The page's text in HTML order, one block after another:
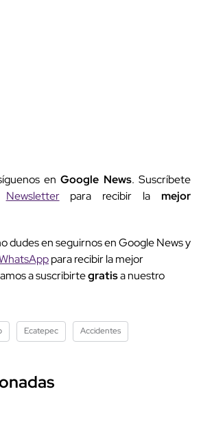
enGoogle News. Suscríbete
Newsletterpara recibir lamejor
dudes en seguirnos en Google News y
para recibir la mejor
a suscribirtegratisa nuestro
Ecatepec Accidentes